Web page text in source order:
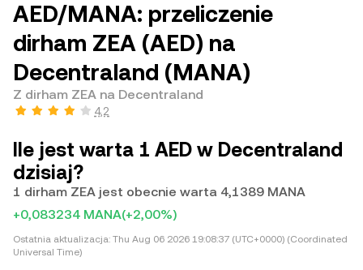
AED/MANA: przeliczenie
dirham ZEA (AED) na
Decentraland (MANA)
Z dirham ZEA na Decentraland
4,2
Ile jest warta 1 AED w Decentraland
dzisiaj?
1 dirham ZEA jest obecnie warta 4,1389 MANA
+0,083234 MANA(+2,00%)
Ostatnia aktualizacja: Thu Aug 06 2026 19:08:37 (UTC+0000) (Coordinated
Universal Time)